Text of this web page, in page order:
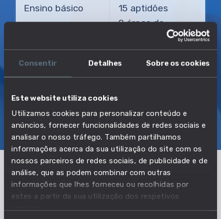
Consentir Detalhes Sobre os cookies
Este website utiliza cookies
Utilizamos cookies para personalizar conteúdo e
anúncios, fornecer funcionalidades de redes sociais e
analisar o nosso tráfego. Também partilhamos
informações acerca da sua utilização do site com os
nossos parceiros de redes sociais, de publicidade e de
análise, que as podem combinar com outras
informações que lhes forneceu ou recolhidas por
estes a partir da sua utilização dos respetivos
serviços.
Ensino básico
15 aptidões
2 áreas de
conhecimento
TRANSIÇÃO MAIS DIRETA
Técnico de equipamento de forja
SOBRE EMPREGO E SALÁRIO
EDUCAÇÃO E COMPETÊNCIASTRANSIÇÕES
Pertencente à profissão:
Mecânicos e reparadores de máquinas